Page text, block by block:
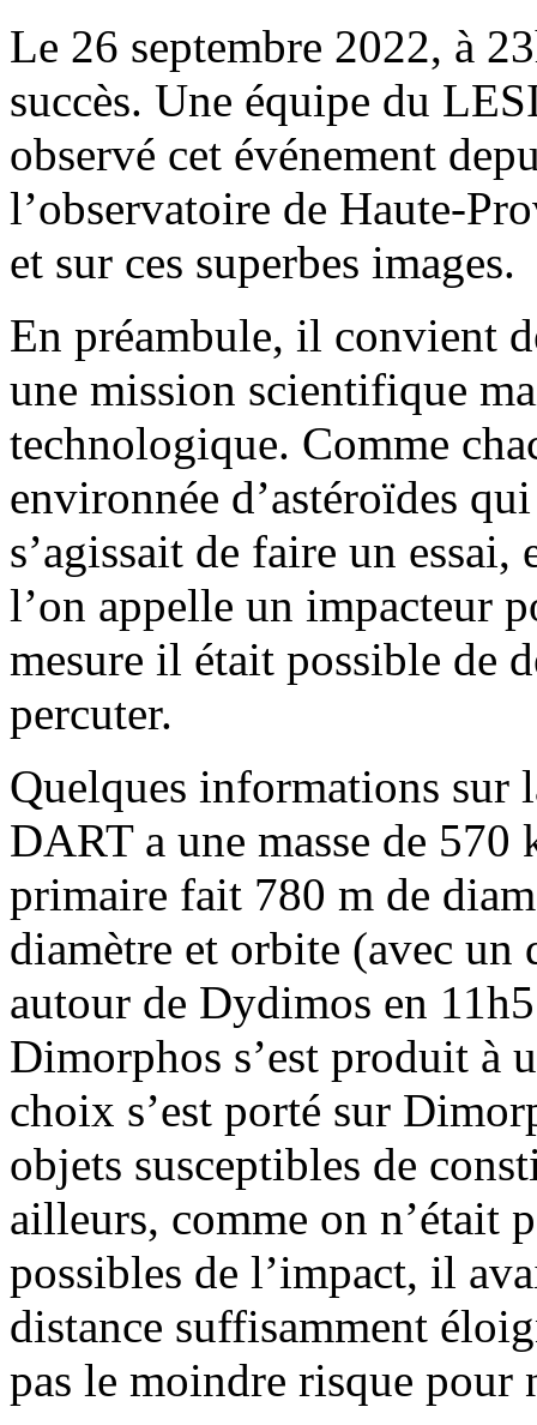
Le 26 septembre 2022, à
succès. Une équipe du
observé cet événement
l’observatoire de Haute-
et sur ces superbes images.
En préambule, il convient
une mission scientifique
technologique. Comme
environnée d’astéroïdes
s’agissait de faire un
l’on appelle un impacteur
mesure il était possible de
percuter.
Quelques informations sur
DART a une masse de
primaire fait 780 m de
diamètre et orbite (avec
autour de Dydimos en
Dimorphos s’est produit à
choix s’est porté sur
objets susceptibles de
ailleurs, comme on n’était
possibles de l’impact, il
distance suffisamment
pas le moindre risque pour